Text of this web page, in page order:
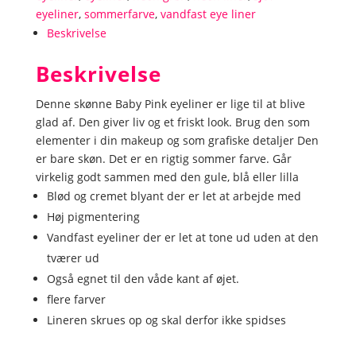
~
Baby
Pastel
Dream
antal
eyeliner, sommerfarve, vandfast eye liner
Beskrivelse
Beskrivelse
Denne skønne Baby Pink eyeliner er lige til at blive
glad af. Den giver liv og et friskt look. Brug den som
elementer i din makeup og som grafiske detaljer Den
er bare skøn. Det er en rigtig sommer farve. Går
virkelig godt sammen med den gule, blå eller lilla
Blød og cremet blyant der er let at arbejde med
Høj pigmentering
Vandfast eyeliner der er let at tone ud uden at den
tværer ud
Også egnet til den våde kant af øjet.
flere farver
Lineren skrues op og skal derfor ikke spidses